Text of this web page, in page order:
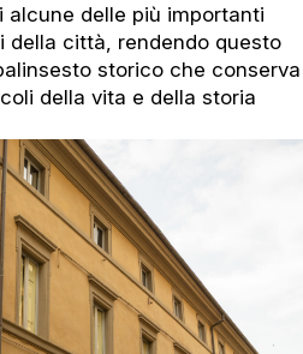
alcune delle più importanti
della città, rendendo questo
storico che conserva
della vita e della storia